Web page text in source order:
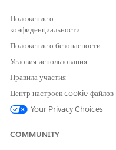
Да
Положение о
конфиденциальности
Положение о безопасности
Условия использования
Правила участия
Центр настроек cookie-файлов
Your Privacy Choices
COMMUNITY